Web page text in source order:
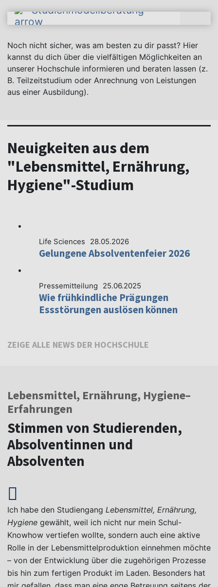
Studienmodellberatung
Noch nicht sicher, was am besten zu dir passt? Hier
kannst du dich über die vielfältigen Möglichkeiten an
unserer Hochschule informieren und beraten lassen (z.
B. Teilzeitstudium oder Anrechnung von Leistungen
aus einer Ausbildung).
Neuigkeiten aus dem
"Lebensmittel, Ernährung,
Hygiene"-Studium
Life Sciences 28.05.2026
Gelungene Absolventenfeier 2026
Pressemitteilung 25.06.2025
Wie frühkindliche Prägungen
Essstörungen auslösen können
ZEIGE ALLE NEWS DER HOCHSCHULE
Lebensmittel, Ernährung, Hygiene–
Erfahrungen
Stimmen von Studierenden,
Absolventinnen und
Absolventen
Ich habe den Studiengang Lebensmittel, Ernährung,
Hygiene gewählt, weil ich nicht nur mein Schul-
Knowhow vertiefen wollte, sondern auch eine aktive
Rolle in der Lebensmittelproduktion einnehmen möchte
– von der Entwicklung über die zugehörigen Prozesse
bis hin zum fertigen Produkt im Laden. Besonders hat